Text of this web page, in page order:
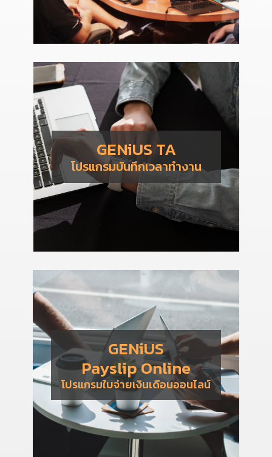
GENiUS TA
โปรแกรมบันทึกเวลาทำงาน
GENiUS
Payslip Online
โปรแกรมใบจ่ายเงินเดือนออนไลน์